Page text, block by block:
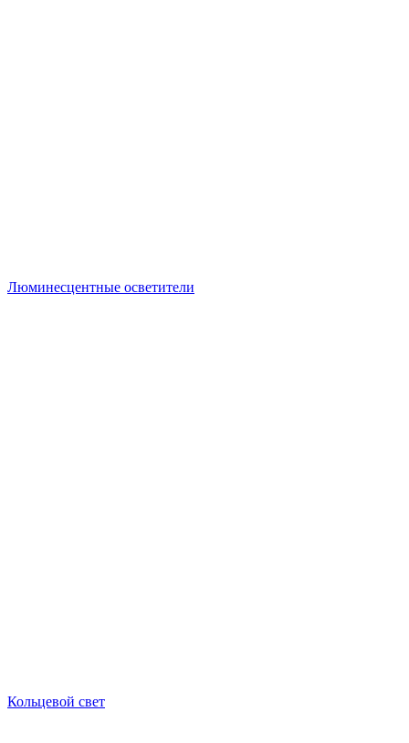
Люминесцентные осветители
Кольцевой свет